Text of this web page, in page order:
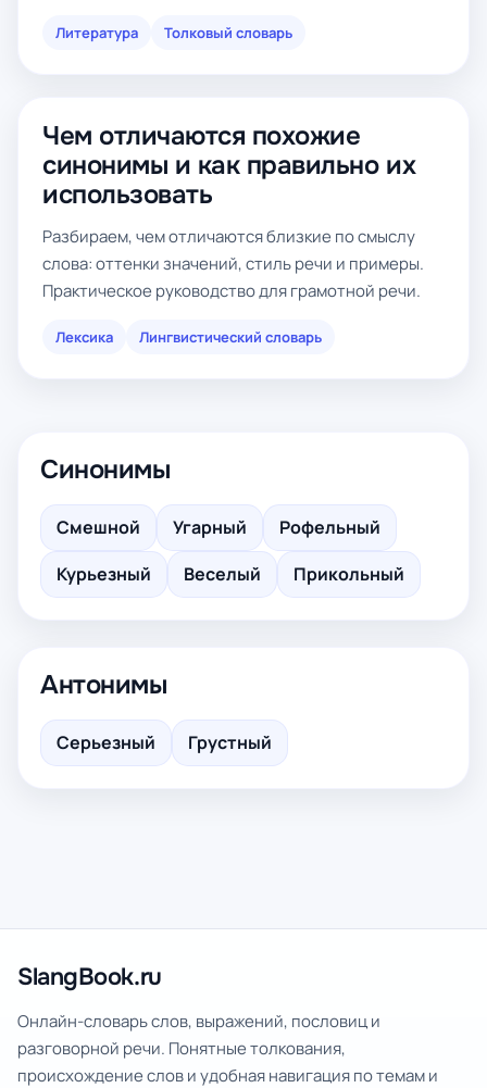
Литература Толковый словарь
Чем отличаются похожие
синонимы и как правильно их
использовать
Разбираем, чем отличаются близкие по смыслу
слова: оттенки значений, стиль речи и примеры.
Практическое руководство для грамотной речи.
Лексика Лингвистический словарь
Синонимы
Смешной Угарный
Рофельный
Курьезный
Веселый Прикольный
Антонимы
Серьезный Грустный
SlangBook.ru
Онлайн-словарь слов, выражений, пословиц и
разговорной речи. Понятные толкования,
происхождение слов и удобная навигация по темам и